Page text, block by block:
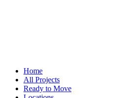
Home
All Projects
Ready to Move